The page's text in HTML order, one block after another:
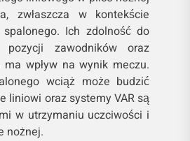
zwłaszcza w kontekście
Ich zdolność do
pozycji zawodników oraz
wpływ na wynik meczu.
wciąż może budzić
liniowi oraz systemy VAR są
w utrzymaniu uczciwości i
nożnej.